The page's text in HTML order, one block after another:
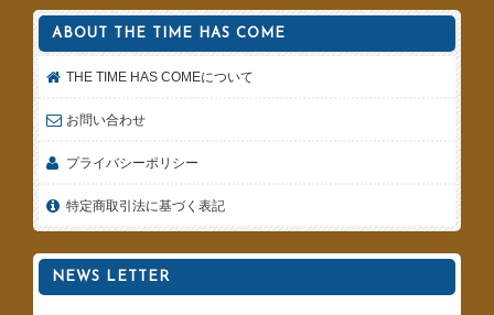
ABOUT THE TIME HAS COME
THE TIME HAS COMEについて
お問い合わせ
プライバシーポリシー
特定商取引法に基づく表記
NEWS LETTER